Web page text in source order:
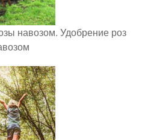
навозом. Удобрение роз